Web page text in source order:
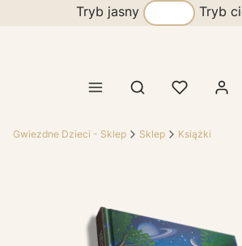
Tryb jasny Tryb
Otwórz
Gwiezdne Dzieci - Sklep Sklep Książki